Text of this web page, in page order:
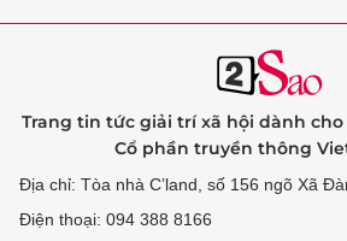
Trang tin tức giải trí xã hội dành
Cổ phần truyền thông
Địa chỉ: Tòa nhà C’land, số 156 ngõ Xã
Điện thoại: 094 388 8166